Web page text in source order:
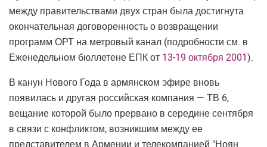
между правительствами двух стран была достигнута
окончательная договоренность о возвращении
программ ОРТ на метровый канал (подробности см. в
Еженедельном бюллетене ЕПК от 13-19 октября 2001).
В канун Нового Года в армянском эфире вновь
появилась и другая российская компания — ТВ 6,
вещание которой было прервано в середине сентября
в связи с конфликтом, возникшим между ее
представителем в Армении и телекомпанией "Ноян